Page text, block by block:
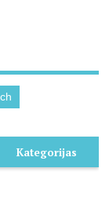
Kategorijas